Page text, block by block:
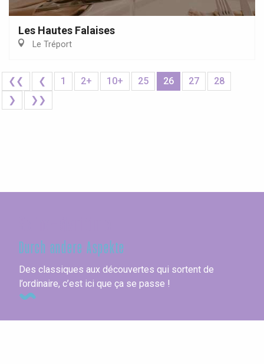
Les Hautes Falaises
Le Tréport
❮❮ ❮ 1 2+ 10+ 25 26 27
28
❯
❯❯
Durch andere Aspekte
Des classiques aux découvertes qui sortent de
l’ordinaire, c’est ici que ça se passe !